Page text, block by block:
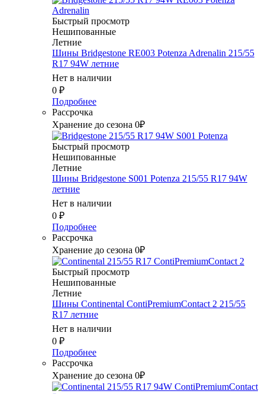
Быстрый просмотр
Нешипованные
Летние
Шины Bridgestone RE003 Potenza Adrenalin 215/55
R17 94W летние
Нет в наличии
0 ₽
Подробнее
Рассрочка
Хранение до сезона 0₽
Быстрый просмотр
Нешипованные
Летние
Шины Bridgestone S001 Potenza 215/55 R17 94W
летние
Нет в наличии
0 ₽
Подробнее
Рассрочка
Хранение до сезона 0₽
Быстрый просмотр
Нешипованные
Летние
Шины Continental ContiPremiumContact 2 215/55
R17 летние
Нет в наличии
0 ₽
Подробнее
Рассрочка
Хранение до сезона 0₽